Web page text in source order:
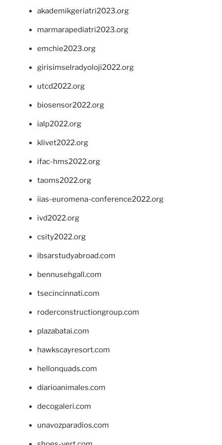
akademikgeriatri2023.org
marmarapediatri2023.org
emchie2023.org
girisimselradyoloji2022.org
utcd2022.org
biosensor2022.org
ialp2022.org
klivet2022.org
ifac-hms2022.org
taoms2022.org
iias-euromena-conference2022.org
ivd2022.org
csity2022.org
ibsarstudyabroad.com
bennusehgall.com
tsecincinnati.com
roderconstructiongroup.com
plazabatai.com
hawkscayresort.com
hellonquads.com
diarioanimales.com
decogaleri.com
unavozparadios.com